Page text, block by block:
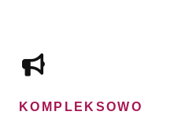
KOMPLEKSOWO